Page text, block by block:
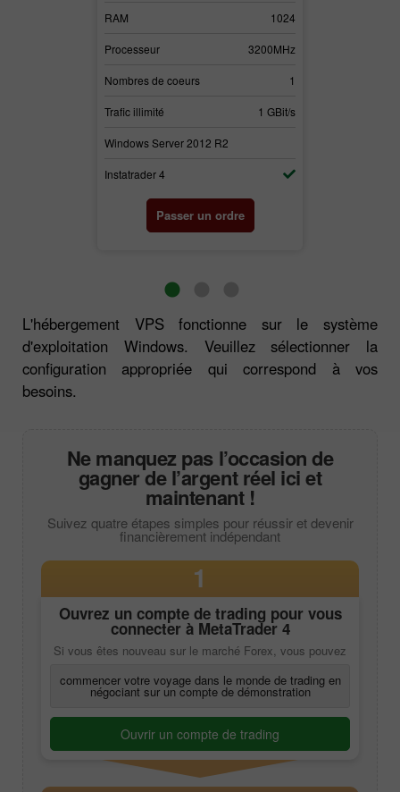
RAM 1024
Processeur 3200MHz
Nombres de coeurs 1
Trafic illimité 1 GBit/s
Windows Server 2012 R2
Instatrader 4
Passer un ordre
L'hébergement VPS fonctionne sur le système
d'exploitation Windows. Veuillez sélectionner la
configuration appropriée qui correspond à vos
besoins.
Ne manquez pas l’occasion de
gagner de l’argent réel ici et
maintenant !
Suivez quatre étapes simples pour réussir et devenir
financièrement indépendant
1
Ouvrez un compte de trading pour vous
connecter à MetaTrader 4
Si vous êtes nouveau sur le marché Forex, vous pouvez
commencer votre voyage dans le monde de trading en
négociant sur un compte de démonstration
Ouvrir un compte de trading